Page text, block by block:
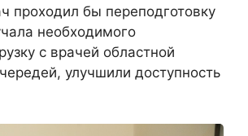
проходил бы переподготовку
необходимого
с врачей областной
улучшили доступность